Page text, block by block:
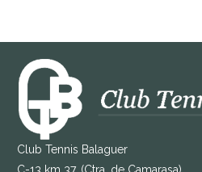
Club Tennis Balaguer